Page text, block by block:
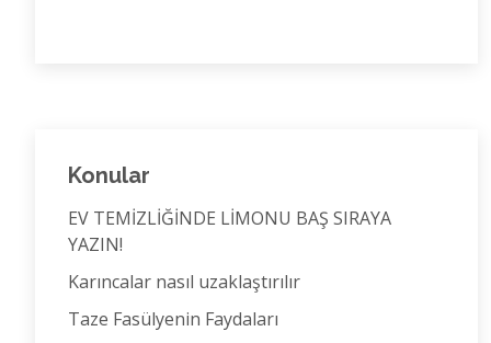
Konular
EV TEMİZLİĞİNDE LİMONU BAŞ SIRAYA
YAZIN!
Karıncalar nasıl uzaklaştırılır
Taze Fasülyenin Faydaları